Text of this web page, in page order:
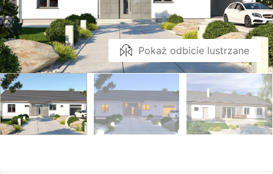
Pokaż odbicie lustrzane